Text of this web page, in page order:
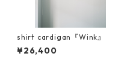
shirt cardigan『Wink』
¥26,400